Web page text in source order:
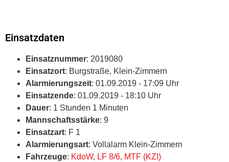
Einsatzdaten
Einsatznummer: 2019080
Einsatzort: Burgstraße, Klein-Zimmern
Alarmierungszeit: 01.09.2019 - 17:09 Uhr
Einsatzende: 01.09.2019 - 18:10 Uhr
Dauer: 1 Stunden 1 Minuten
Mannschaftsstärke: 9
Einsatzart: F 1
Alarmierungsart: Vollalarm Klein-Zimmern
Fahrzeuge: KdoW, LF 8/6, MTF (KZI)